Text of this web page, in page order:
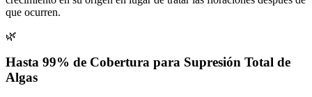
que ocurren.
🌿
Hasta 99% de Cobertura para Supresión Total de
Algas